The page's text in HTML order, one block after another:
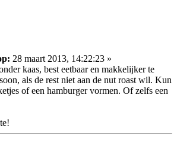
28 maart 2013, 14:22:23 »
kaas, best eetbaar en makkelijker te
als de rest niet aan de nut roast wil. Kun
of een hamburger vormen. Of zelfs een